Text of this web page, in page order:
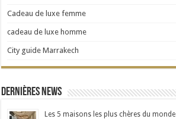
Cadeau de luxe femme
cadeau de luxe homme
City guide Marrakech
Dernières news
Les 5 maisons les plus chères du monde